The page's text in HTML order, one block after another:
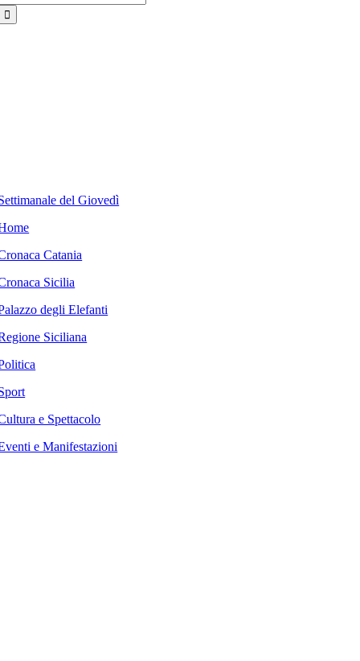
del Giovedì
Catania
Sicilia
degli Elefanti
Siciliana
e Spettacolo
e Manifestazioni